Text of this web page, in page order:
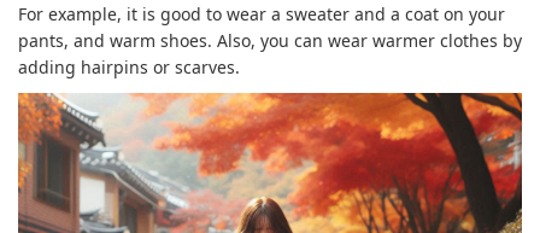
For example, it is good to wear a sweater and a coat on your
pants, and warm shoes. Also, you can wear warmer clothes by
adding hairpins or scarves.